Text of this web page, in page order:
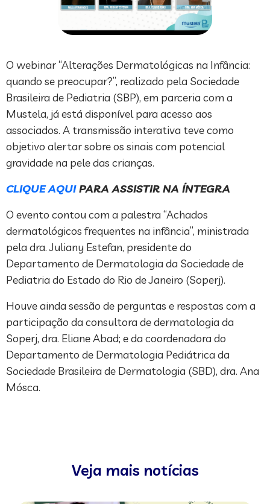
O webinar “Alterações Dermatológicas na Infância:
quando se preocupar?”, realizado pela Sociedade
Brasileira de Pediatria (SBP), em parceria com a
Mustela, já está disponível para acesso aos
associados. A transmissão interativa teve como
objetivo alertar sobre os sinais com potencial
gravidade na pele das crianças.
CLIQUE AQUIPARA ASSISTIR NA ÍNTEGRA
O evento contou com a palestra “Achados
dermatológicos frequentes na infância”, ministrada
pela dra. Juliany Estefan, presidente do
Departamento de Dermatologia da Sociedade de
Pediatria do Estado do Rio de Janeiro (Soperj).
Houve ainda sessão de perguntas e respostas com a
participação da consultora de dermatologia da
Soperj, dra. Eliane Abad; e da coordenadora do
Departamento de Dermatologia Pediátrica da
Sociedade Brasileira de Dermatologia (SBD), dra. Ana
Mósca.
Veja mais notícias